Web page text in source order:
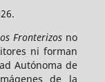
Fronterizosno
ni forman
Autónoma de
de la